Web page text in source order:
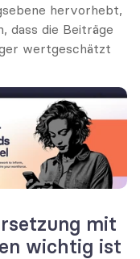
hervorhebt,
dass die Beiträge
wertgeschätzt
mit
wichtig ist